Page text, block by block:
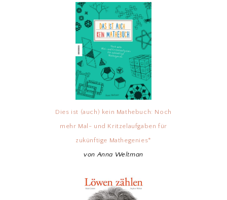
Dies ist (auch) kein Mathebuch: Noch
mehr Mal- und Kritzelaufgaben für
zukünftige Mathegenies*
von Anna Weltman